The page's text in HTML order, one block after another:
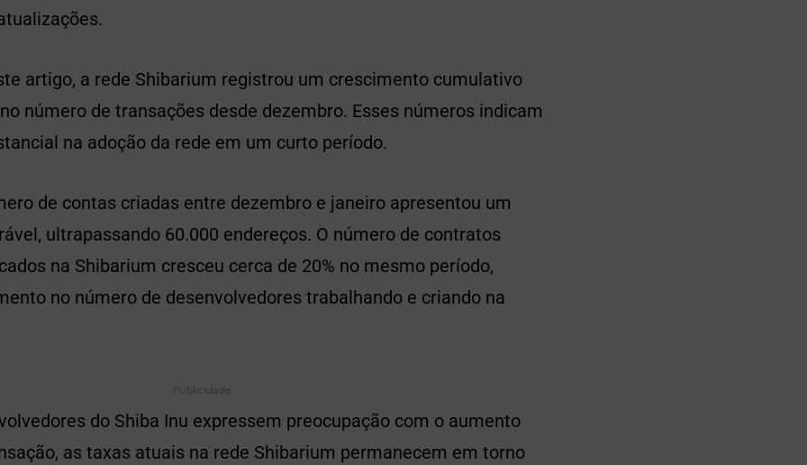
artigo, a rede Shibarium registrou um crescimento cumulativo
número de transações desde dezembro. Esses números indicam
na adoção da rede em um curto período.
de contas criadas entre dezembro e janeiro apresentou um
ultrapassando 60.000 endereços. O número de contratos
na Shibarium cresceu cerca de 20% no mesmo período,
no número de desenvolvedores trabalhando e criando na
Publicidade
do Shiba Inu expressem preocupação com o aumento
as taxas atuais na rede Shibarium permanecem em torno